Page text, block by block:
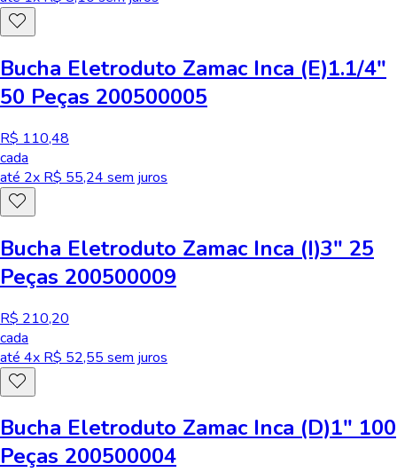
Bucha Eletroduto Zamac Inca (E)1.1/4"
50 Peças 200500005
R$ 110,48
cada
até 2x R$ 55,24 sem juros
Bucha Eletroduto Zamac Inca (I)3" 25
Peças 200500009
R$ 210,20
cada
até 4x R$ 52,55 sem juros
Bucha Eletroduto Zamac Inca (D)1" 100
Peças 200500004